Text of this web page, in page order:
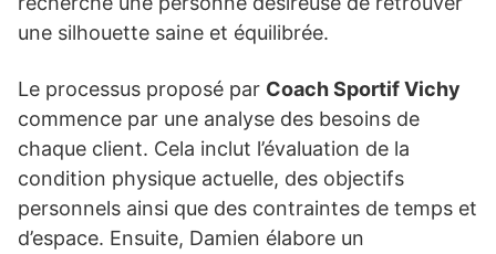
une silhouette saine et équilibrée.
Le processus proposé par Coach Sportif Vichy
commence par une analyse des besoins de
chaque client. Cela inclut l’évaluation de la
condition physique actuelle, des objectifs
personnels ainsi que des contraintes de temps et
d’espace. Ensuite, Damien élabore un